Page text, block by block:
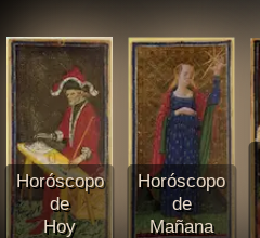
Horóscopo
de
Hoy
Horóscopo
de
Mañana